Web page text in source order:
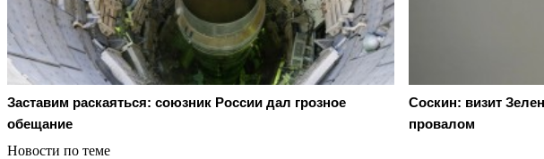
Заставим раскаяться: союзник России дал грозное
обещание
Соскин: визит
провалом
Новости по теме